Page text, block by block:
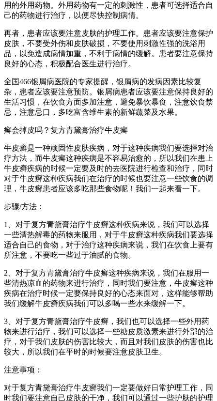
用的外用药物。外用药物有一定的刺激性，患者可选择适合自
己的药物进行治疗，以便尽快控制病情。
再者，患者应该要注意皮肤的护理工作。患者应该要注意保护
皮肤，不要受外伤和皮肤破损，不要使用刺激性强的洗浴用
品，以免造成病情加重，不利于病情的缓解。患者要注意保持
良好的心态，积极配合医生进行治疗。
全国466银屑病医院的专家提醒，银屑病的发病因素比较复
杂，患者应该要注意预防。银屑病患者应该要注意保持良好的
生活习惯，在饮食方面多加注意，避免暴饮暴食，注意饮食禁
忌，注意忌口，多吃富含维生素的新鲜蔬菜及水果。
癣会掉皮吗？复方青黛膏治疗牛皮癣
牛皮癣是一种顽固性皮肤疾病，对于这种疾病我们要选择对治
疗方法，而牛皮癣这种疾病是不容易治愈的，所以我们在患上
牛皮癣疾病的时候一定要及时的去医院进行检查和治疗，同时
对于牛皮癣这种疾病我们在治疗的时候也要注意一些饮食的调
理，牛皮癣患者应该多吃那些食物呢！我们一起来看一下。
步骤/方法：
1、对于复方青黛膏治疗牛皮癣这种疾病来说，我们可以选择
一些清热解毒的药物来服用，对于牛皮癣这种疾病我们要选择
适合自己的食物，对于治疗这种疾病来说，我们在饮食上要有
所注意，不要吃一些过于油腻的食物。
2、对于复方青黛膏治疗牛皮癣这种疾病来说，我们在服用一
些清热凉血的药物来进行治疗，同时我们要注意，牛皮癣这种
疾病在治疗时候一定要保持良好的心态来面对，这样能够帮助
我们缓解牛皮癣疾病我们可以多喝一些水来缓解一下。
3、对于复方青黛膏治疗牛皮癣，我们也可以选择一些外用药
物来进行治疗，我们可以选择一些糖皮质激素来进行外部的治
疗，对于我们皮肤的伤害比较大，而且对我们皮肤的伤害也比
较大，所以我们在平时的时候要注意皮肤卫生。
注意事项：
对于复方青黛膏治疗牛皮癣我们一定要做好日常护理工作，同
时我们要注意自己皮肤的干净，我们可以通过一些护肤的护理